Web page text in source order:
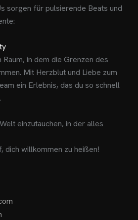
sorgen für pulsierende Beats und
in dem die Grenzen des
Mit Herzblut und Liebe zum
ein Erlebnis, das du so schnell
einzutauchen, in der alles
dich willkommen zu heißen!